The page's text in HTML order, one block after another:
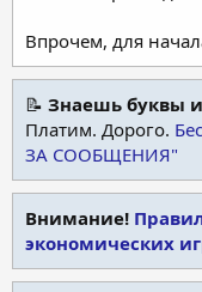
Впрочем, для
📝 Знаешь буквы
Платим. Дорого.
ЗА СООБЩЕНИЯ"
Внимание!
экономических